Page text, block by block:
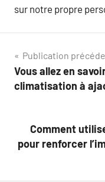
sur notre propre
Navigation
de
Publication
Vous allez en
climatisation à
Comment
pour renforcer